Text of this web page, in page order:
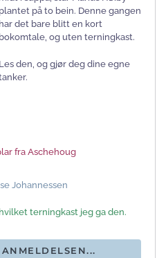
plantet på to bein. Denne gangen
har det bare blitt en kort
bokomtale, og uten terningkast.
Les den, og gjør deg dine egne
fra Aschehoug
Johannessen
terningkast jeg ga den.